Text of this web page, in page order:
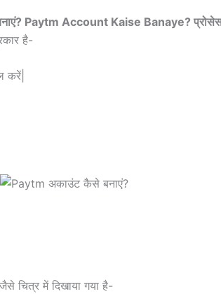
Paytm Account Kaise Banaye?
है-
करें|
चित्र में दिखाया गया है-